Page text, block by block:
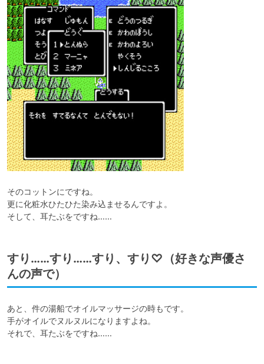
そのコットンにですね。
更に化粧水ひたひた染み込ませるんですよ。
そして、耳たぶをですね……
すり……すり……すり、すり♡（好きな声優さ
んの声で）
あと、件の湯船でオイルマッサージの時もです。
手がオイルでヌルヌルになりますよね。
それで、耳たぶをですね……